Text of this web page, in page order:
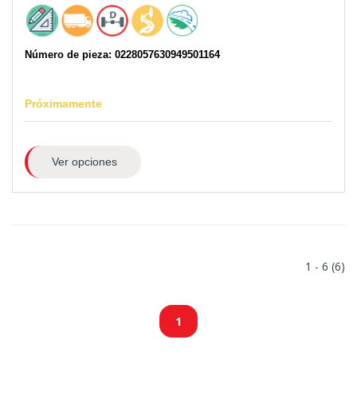
Número de pieza: 0228057630949501164
Próximamente
Ver opciones
1 - 6 (6)
1